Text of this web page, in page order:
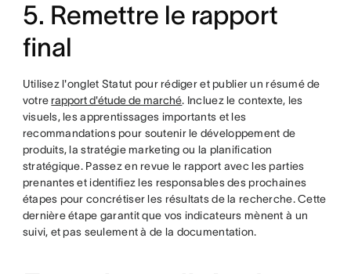
5. Remettre le rapport
final
Utilisez l'onglet Statut pour rédiger et publier un résumé de
votre rapport d'étude de marché. Incluez le contexte, les
visuels, les apprentissages importants et les
recommandations pour soutenir le développement de
produits, la stratégie marketing ou la planification
stratégique. Passez en revue le rapport avec les parties
prenantes et identifiez les responsables des prochaines
étapes pour concrétiser les résultats de la recherche. Cette
dernière étape garantit que vos indicateurs mènent à un
suivi, et pas seulement à de la documentation.